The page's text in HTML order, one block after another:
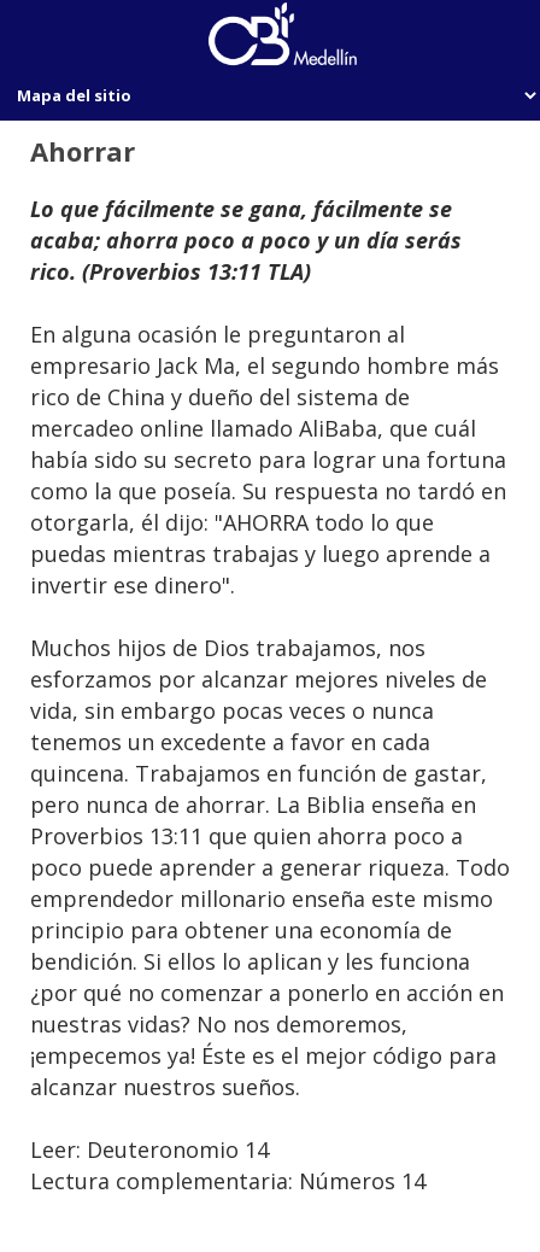
Ahorrar
Lo que fácilmente se gana, fácilmente se
acaba; ahorra poco a poco y un día serás
rico. (Proverbios 13:11 TLA)
En alguna ocasión le preguntaron al
empresario Jack Ma, el segundo hombre más
rico de China y dueño del sistema de
mercadeo online llamado AliBaba, que cuál
había sido su secreto para lograr una fortuna
como la que poseía. Su respuesta no tardó en
otorgarla, él dijo: "AHORRA todo lo que
puedas mientras trabajas y luego aprende a
invertir ese dinero".
Muchos hijos de Dios trabajamos, nos
esforzamos por alcanzar mejores niveles de
vida, sin embargo pocas veces o nunca
tenemos un excedente a favor en cada
quincena. Trabajamos en función de gastar,
pero nunca de ahorrar. La Biblia enseña en
Proverbios 13:11 que quien ahorra poco a
poco puede aprender a generar riqueza. Todo
emprendedor millonario enseña este mismo
principio para obtener una economía de
bendición. Si ellos lo aplican y les funciona
¿por qué no comenzar a ponerlo en acción en
nuestras vidas? No nos demoremos,
¡empecemos ya! Éste es el mejor código para
alcanzar nuestros sueños.
Leer: Deuteronomio 14
Lectura complementaria: Números 14